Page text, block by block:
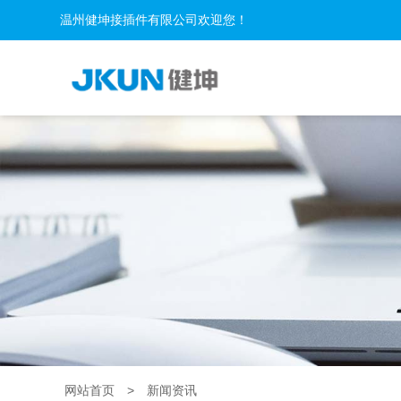
温州健坤接插件有限公司欢迎您！
网站首页 > 新闻资讯